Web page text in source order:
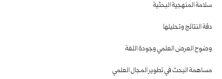
سلامة المنهجية البحثية
دقة النتائج وتحليلها
وضوح العرض العلمي وجودة اللغة
مساهمة البحث في تطوير المجال العلمي